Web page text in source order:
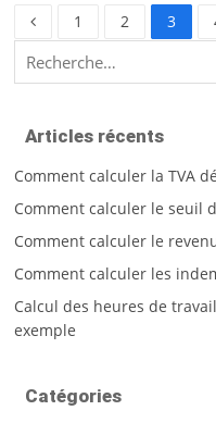
Page
1 Page
2 Page
3
Rechercher :
Articles récents
Comment calculer la TVA
Comment calculer le seuil
Comment calculer le
Comment calculer les
Calcul des heures de
exemple
Catégories